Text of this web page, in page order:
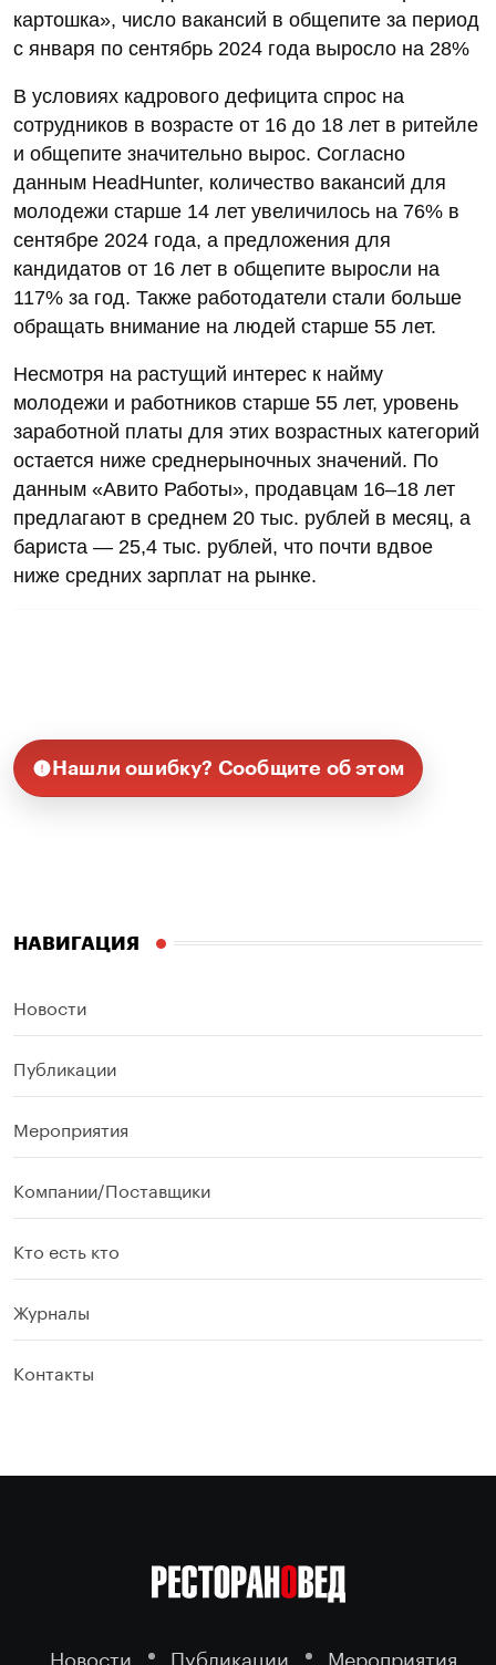
картошка», число вакансий в общепите за период
с января по сентябрь 2024 года выросло на 28%
В условиях кадрового дефицита спрос на
сотрудников в возрасте от 16 до 18 лет в ритейле
и общепите значительно вырос. Согласно
данным HeadHunter, количество вакансий для
молодежи старше 14 лет увеличилось на 76% в
сентябре 2024 года, а предложения для
кандидатов от 16 лет в общепите выросли на
117% за год. Также работодатели стали больше
обращать внимание на людей старше 55 лет.
Несмотря на растущий интерес к найму
молодежи и работников старше 55 лет, уровень
заработной платы для этих возрастных категорий
остается ниже среднерыночных значений. По
данным «Авито Работы», продавцам 16–18 лет
предлагают в среднем 20 тыс. рублей в месяц, а
бариста — 25,4 тыс. рублей, что почти вдвое
ниже средних зарплат на рынке.
Нашли ошибку? Сообщите об этом
НАВИГАЦИЯ
Новости
Публикации
Мероприятия
Компании/Поставщики
Кто есть кто
Журналы
Контакты
Новости Публикации Мероприятия